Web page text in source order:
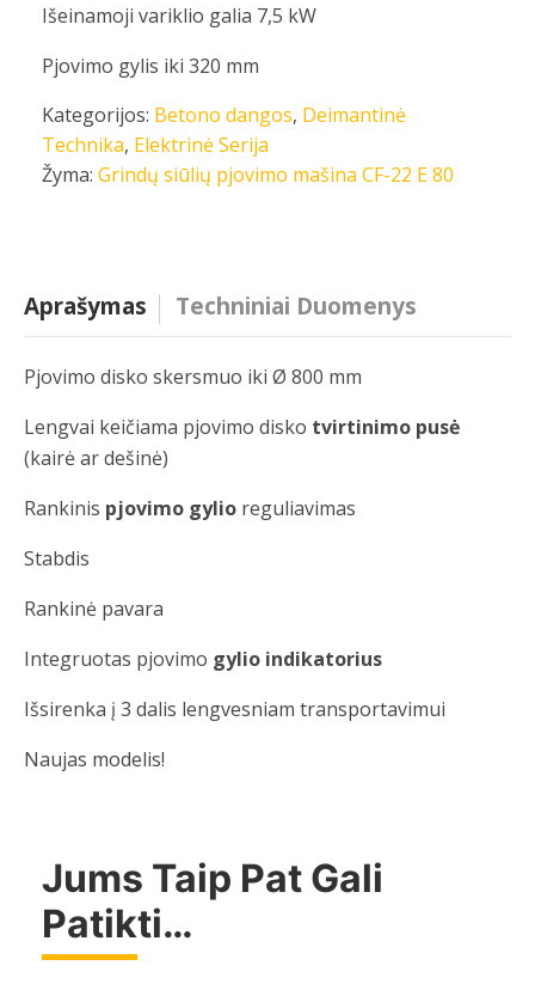
Išeinamoji variklio galia 7,5 kW
Pjovimo gylis iki 320 mm
Kategorijos: Betono dangos, Deimantinė
Technika, Elektrinė Serija
Žyma: Grindų siūlių pjovimo mašina CF-22 E 80
Aprašymas Techniniai Duomenys
Pjovimo disko skersmuo iki Ø 800 mm
Lengvai keičiama pjovimo disko tvirtinimo pusė
(kairė ar dešinė)
Rankinis pjovimo gylio reguliavimas
Stabdis
Rankinė pavara
Integruotas pjovimo gylio indikatorius
Išsirenka į 3 dalis lengvesniam transportavimui
Naujas modelis!
Jums Taip Pat Gali
Patikti…